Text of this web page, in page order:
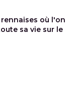
où l'on
sa vie sur le